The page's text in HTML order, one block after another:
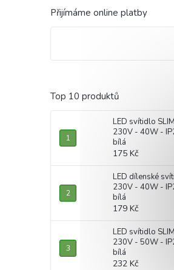
Přijímáme online platby
Top 10 produktů
LED svítidlo
230V - 40W -
bílá
175 Kč
LED dílenské
230V - 40W -
bílá
179 Kč
LED svítidlo
230V - 50W -
bílá
232 Kč